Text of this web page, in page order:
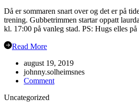
Då er sommaren snart over og det er på
trening. Gubbetrimmen startar oppatt
kl. 17:00 på vanleg stad. PS: Hugs elles
Read More
august 19, 2019
johnny.solheimsnes
Commenton
Uncategorized